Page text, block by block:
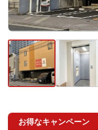
お得なキャンペーン